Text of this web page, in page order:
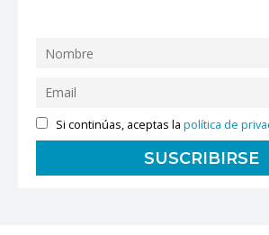
Si continúas, aceptas lapolítica de